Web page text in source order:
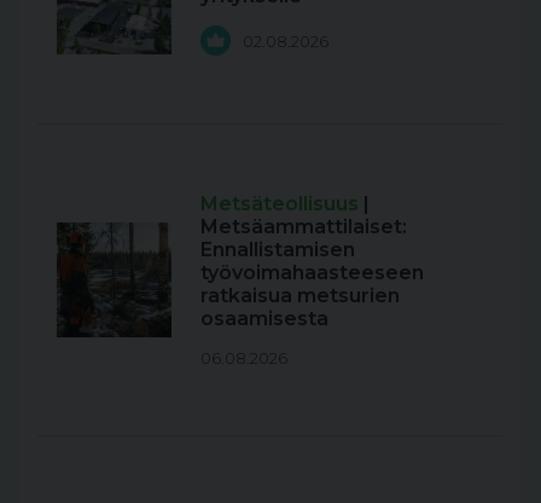
02.08.2026
Metsäteollisuus
Metsäammattilaiset:
Ennallistamisen
työvoimahaasteeseen
ratkaisua metsurien
osaamisesta
06.08.2026